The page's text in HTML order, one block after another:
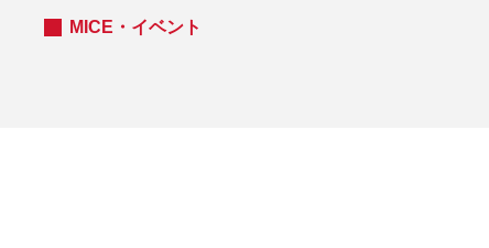
MICE・イベント